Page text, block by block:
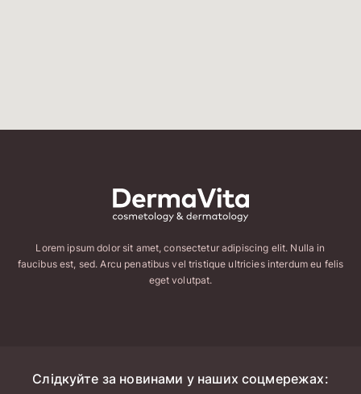
Lorem ipsum dolor sit amet, consectetur adipiscing elit. Nulla in
faucibus est, sed. Arcu penatibus vel tristique ultricies interdum eu felis
eget volutpat.
Слідкуйте за новинами у наших соцмережах: